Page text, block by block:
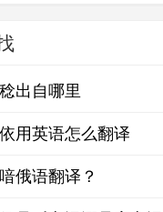
出自哪里
用英语怎么翻译
俄语翻译？